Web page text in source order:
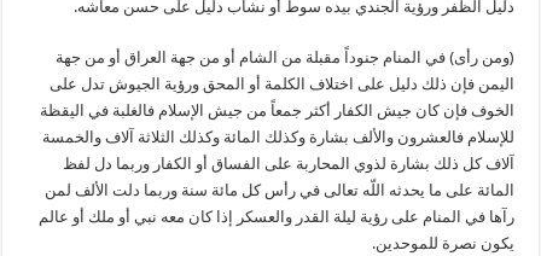
دليل الظفر ورؤية الجندي بيده سوط أو نشاب دليل على حسن معاشه.
(ومن رأى) في المنام جنوداً مقبلة من الشام أو من جهة العراق أو من جهة
اليمن فإن ذلك دليل على اختلاف الكلمة أو المحق ورؤية الجيوش تدل على
الخوف فإن كان جيش الكفار أكثر جمعاً من جيش الإسلام فالغلبة في اليقظة
للإسلام فالعشرون والألف بشارة وكذلك المائة وكذلك الثلاثة آلاف والخمسة
آلاف كل ذلك بشارة لذوي المحاربة على الفساق أو الكفار وربما دل لفظ
المائة على ما يحدثه اللّه تعالى في رأس كل مائة سنة وربما دلت الألف لمن
رآها في المنام على رؤية ليلة القدر والعسكر إذا كان معه نبي أو ملك أو عالم
يكون نصرة للموحدين.